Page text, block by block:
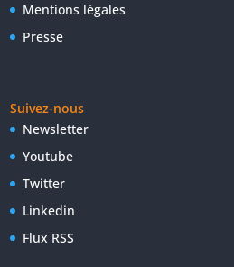
Mentions légales
Presse
Suivez-nous
Newsletter
Youtube
Twitter
Linkedin
Flux RSS